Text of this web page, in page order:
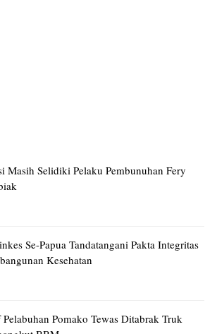
Masih Selidiki Pelaku Pembunuhan Fery
Se-Papua Tandatangani Pakta Integritas
Kesehatan
Pelabuhan Pomako Tewas Ditabrak Truk